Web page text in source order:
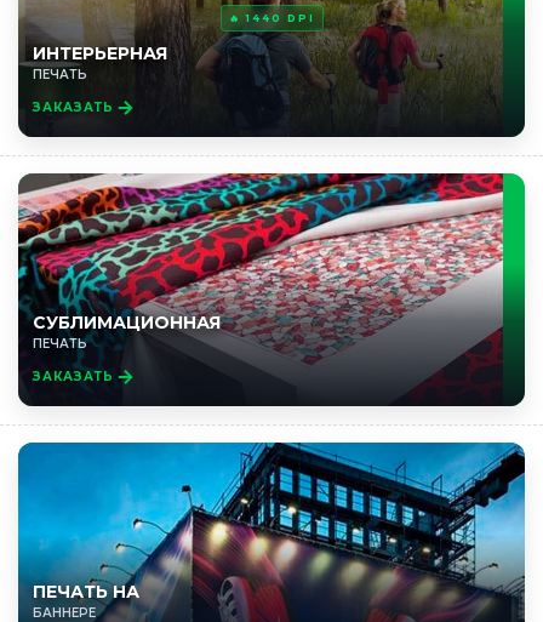
🔥 1440 DPI
ИНТЕРЬЕРНАЯ
ПЕЧАТЬ
ЗАКАЗАТЬ
СУБЛИМАЦИОННАЯ
ПЕЧАТЬ
ЗАКАЗАТЬ
ПЕЧАТЬ НА
БАННЕРЕ